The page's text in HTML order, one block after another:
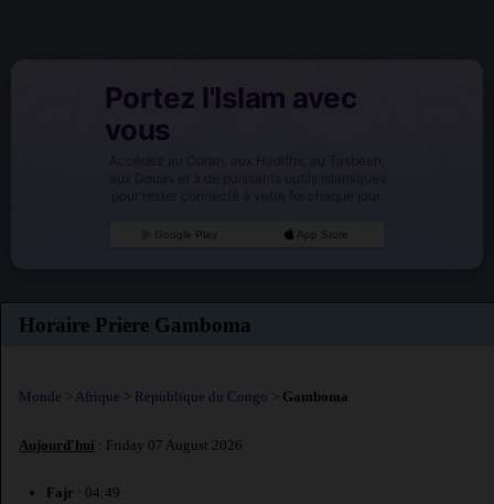
Portez l'Islam avec
vous
Accédez au Coran, aux Hadiths, au Tasbeeh,
aux Douas et à de puissants outils islamiques
pour rester connecté à votre foi chaque jour.
Google Play App Store
Horaire Priere Gamboma
Monde > Afrique > Republique du Congo > Gamboma
Aujourd'hui : Friday 07 August 2026
Fajr : 04:49